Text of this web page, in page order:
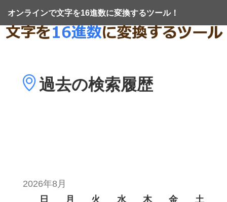
オンラインで文字を16進数に変換するツール！
過去の検索履歴
2026年8月
日
月 火 水 木 金
土